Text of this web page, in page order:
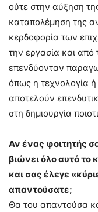
ούτε στην αύξηση
καταπολέμηση της
κερδοφορία των
την εργασία και
επενδύονταν
όπως η τεχνολογία
αποτελούν
στη δημιουργία
Αν ένας φοιτητής
βιώνει όλο αυτό το
και σας έλεγε
απαντούσατε;
Θα του απαντούσα